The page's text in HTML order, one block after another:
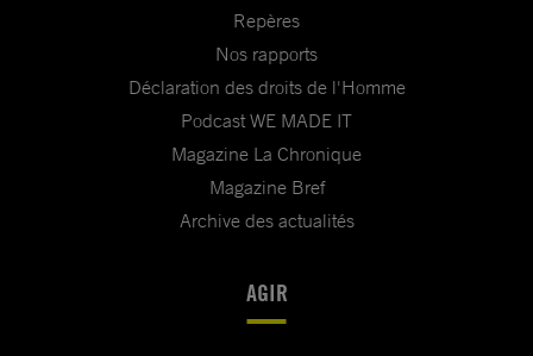
Repères
Nos rapports
Déclaration des droits de l'Homme
Podcast WE MADE IT
Magazine La Chronique
Magazine Bref
Archive des actualités
AGIR